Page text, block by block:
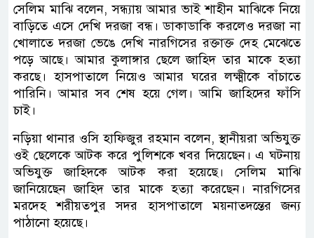
সেলিম মাঝি বলেন, সন্ধ্যায় আমার ভাই শাহীন মাঝিকে নিয়ে
বাড়িতে এসে দেখি দরজা বন্ধ। ডাকাডাকি করলেও দরজা না
খোলাতে দরজা ভেঙে দেখি নারগিসের রক্তাক্ত দেহ মেঝেতে
পড়ে আছে। আমার কুলাঙ্গার ছেলে জাহিদ তার মাকে হত্যা
করছে। হাসপাতালে নিয়েও আমার ঘরের লক্ষ্মীকে বাঁচাতে
পারিনি। আমার সব শেষ হয়ে গেল। আমি জাহিদের ফাঁসি
চাই।
নড়িয়া থানার ওসি হাফিজুর রহমান বলেন, স্থানীয়রা অভিযুক্ত
ওই ছেলেকে আটক করে পুলিশকে খবর দিয়েছেন। এ ঘটনায়
অভিযুক্ত জাহিদকে আটক করা হয়েছে। সেলিম মাঝি
জানিয়েছেন জাহিদ তার মাকে হত্যা করেছেন। নারগিসের
মরদেহ শরীয়তপুর সদর হাসপাতালে ময়নাতদন্তের জন্য
পাঠানো হয়েছে।